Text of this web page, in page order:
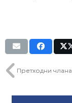
Претходни